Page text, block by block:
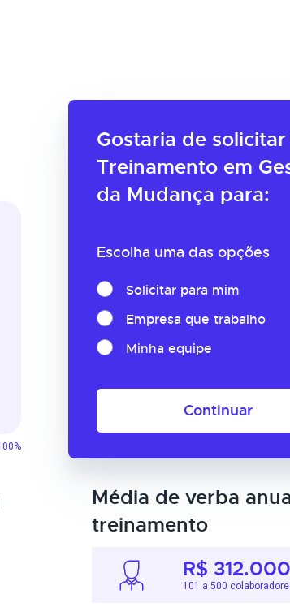
Gostaria de
Treinamento em
da Mudança para:
Escolha uma das opções
Solicitar para mim
Empresa que trabalho
Minha equipe
Continuar
Média de verba
treinamento
R$ 312.000
101 a 500